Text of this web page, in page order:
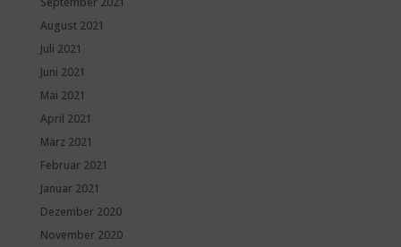
August 2021
Juli 2021
Juni 2021
Mai 2021
April 2021
März 2021
Februar 2021
Januar 2021
Dezember 2020
November 2020